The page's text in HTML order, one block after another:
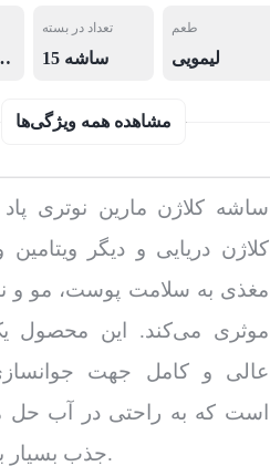
کمک به حفظ
تعداد در بسته
15 ساشه
طعم
لیمویی
مشاهده همه ویژگی‌ها
ساشه کلاژن مارین نوتری پاد
کلاژن دریایی و دیگر ویتامین
مغذی به سلامت پوست، مو و
موثری می‌کند. این محصول
عالی و کامل جهت
است که به راحتی در آب
جذب بسیار بالایی دارد.